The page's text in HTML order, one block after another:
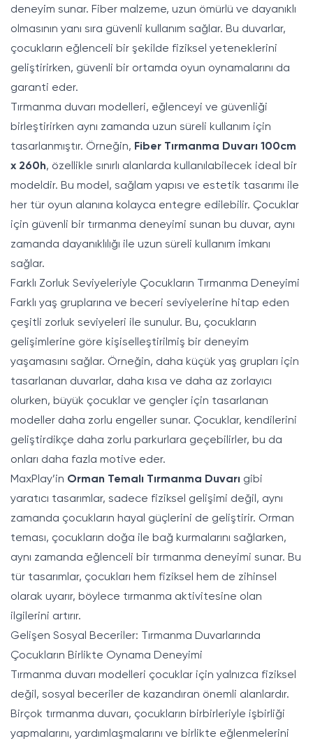
deneyim sunar. Fiber malzeme, uzun ömürlü ve dayanıklı
olmasının yanı sıra güvenli kullanım sağlar. Bu duvarlar,
çocukların eğlenceli bir şekilde fiziksel yeteneklerini
geliştirirken, güvenli bir ortamda oyun oynamalarını da
garanti eder.
Tırmanma duvarı modelleri, eğlenceyi ve güvenliği
birleştirirken aynı zamanda uzun süreli kullanım için
tasarlanmıştır. Örneğin, Fiber Tırmanma Duvarı 100cm
x 260h, özellikle sınırlı alanlarda kullanılabilecek ideal bir
modeldir. Bu model, sağlam yapısı ve estetik tasarımı ile
her tür oyun alanına kolayca entegre edilebilir. Çocuklar
için güvenli bir tırmanma deneyimi sunan bu duvar, aynı
zamanda dayanıklılığı ile uzun süreli kullanım imkanı
sağlar.
Farklı Zorluk Seviyeleriyle Çocukların Tırmanma Deneyimi
Farklı yaş gruplarına ve beceri seviyelerine hitap eden
çeşitli zorluk seviyeleri ile sunulur. Bu, çocukların
gelişimlerine göre kişiselleştirilmiş bir deneyim
yaşamasını sağlar. Örneğin, daha küçük yaş grupları için
tasarlanan duvarlar, daha kısa ve daha az zorlayıcı
olurken, büyük çocuklar ve gençler için tasarlanan
modeller daha zorlu engeller sunar. Çocuklar, kendilerini
geliştirdikçe daha zorlu parkurlara geçebilirler, bu da
onları daha fazla motive eder.
MaxPlay’in Orman Temalı Tırmanma Duvarı gibi
yaratıcı tasarımlar, sadece fiziksel gelişimi değil, aynı
zamanda çocukların hayal güçlerini de geliştirir. Orman
teması, çocukların doğa ile bağ kurmalarını sağlarken,
aynı zamanda eğlenceli bir tırmanma deneyimi sunar. Bu
tür tasarımlar, çocukları hem fiziksel hem de zihinsel
olarak uyarır, böylece tırmanma aktivitesine olan
ilgilerini artırır.
Gelişen Sosyal Beceriler: Tırmanma Duvarlarında
Çocukların Birlikte Oynama Deneyimi
Tırmanma duvarı modelleri çocuklar için yalnızca fiziksel
değil, sosyal beceriler de kazandıran önemli alanlardır.
Birçok tırmanma duvarı, çocukların birbirleriyle işbirliği
yapmalarını, yardımlaşmalarını ve birlikte eğlenmelerini